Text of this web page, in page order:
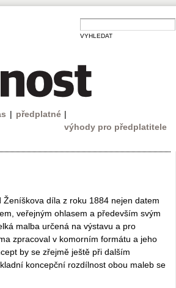
| předplatné |
výhody pro předplatitele
VYHLEDAT
díla z roku 1884 nejen datem
veřejným ohlasem a především svým
malba určená na výstavu a pro
zpracoval v komorním formátu a jeho
by se zřejmě ještě při dalším
koncepční rozdílnost obou maleb se